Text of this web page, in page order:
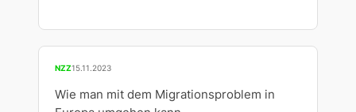
NZZ15.11.2023
Wie man mit dem Migrationsproblem in